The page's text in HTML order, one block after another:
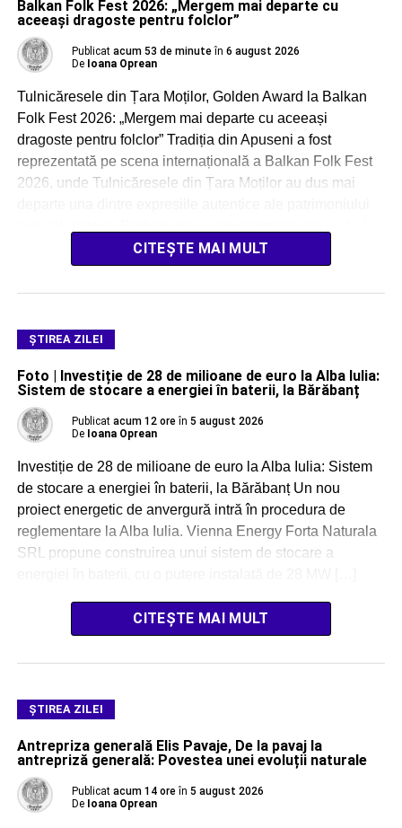
Balkan Folk Fest 2026: „Mergem mai departe cu
aceeași dragoste pentru folclor”
Publicat acum 53 de minute în 6 august 2026
De Ioana Oprean
Tulnicăresele din Țara Moților, Golden Award la Balkan
Folk Fest 2026: „Mergem mai departe cu aceeași
dragoste pentru folclor” Tradiția din Apuseni a fost
reprezentată pe scena internațională a Balkan Folk Fest
2026, unde Tulnicăresele din Țara Moților au dus mai
CITEȘTE MAI MULT
ŞTIREA ZILEI
Foto | Investiție de 28 de milioane de euro la Alba Iulia:
Sistem de stocare a energiei în baterii, la Bărăbanț
Publicat acum 12 ore în 5 august 2026
De Ioana Oprean
Investiție de 28 de milioane de euro la Alba Iulia: Sistem
de stocare a energiei în baterii, la Bărăbanț Un nou
proiect energetic de anvergură intră în procedura de
reglementare la Alba Iulia. Vienna Energy Forta Naturala
SRL propune construirea unui sistem de stocare a
CITEȘTE MAI MULT
ŞTIREA ZILEI
Antrepriza generală Elis Pavaje, De la pavaj la
antrepriză generală: Povestea unei evoluții naturale
Publicat acum 14 ore în 5 august 2026
De Ioana Oprean